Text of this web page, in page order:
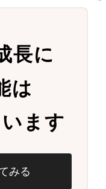
長に
は
ます
みる